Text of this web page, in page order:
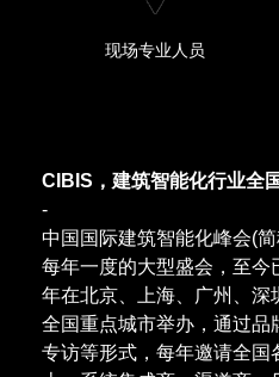
现场专业人员
CIBIS，建筑智能化行业全
-
中国国际建筑智能化峰会(
每年一度的大型盛会，至今
年在北京、上海、广州、深
全国重点城市举办，通过品
专访等形式，每年邀请全国